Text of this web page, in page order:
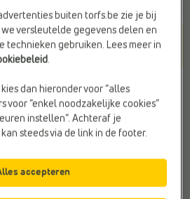
38 38,5 42
maat
buiten torfs.be zie je bij
versleutelde gegevens delen en
technieken gebruiken. Lees meer in
.
dan hieronder voor “alles
voor “enkel noodzakelijke cookies”
instellen”. Achteraf je
steeds via de link in de footer.
accepteren